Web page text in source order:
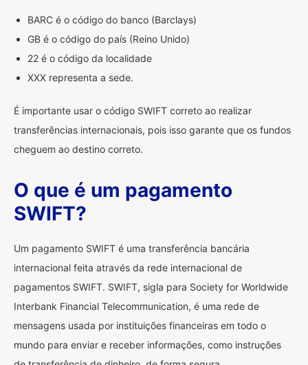
BARC é o código do banco (Barclays)
GB é o código do país (Reino Unido)
22 é o código da localidade
XXX representa a sede.
É importante usar o código SWIFT correto ao realizar
transferências internacionais, pois isso garante que os fundos
cheguem ao destino correto.
O que é um pagamento
SWIFT?
Um pagamento SWIFT é uma transferência bancária
internacional feita através da rede internacional de
pagamentos SWIFT. SWIFT, sigla para Society for Worldwide
Interbank Financial Telecommunication, é uma rede de
mensagens usada por instituições financeiras em todo o
mundo para enviar e receber informações, como instruções